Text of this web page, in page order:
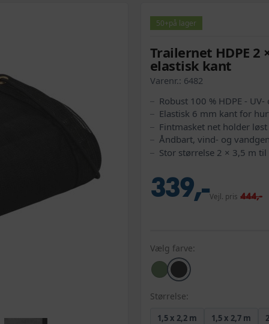
50+på lager
Trailernet HDPE
elastisk kant
Varenr.: 6482
Robust 100 % HDPE -
Elastisk 6 mm kant for
Fintmasket net holder
Åndbart, vind- og
Stor størrelse 2 × 3,5 m
339,-Vejl. pris 444,-
Vælg farve:
Størrelse:
1,5 x 2,2 m 1,5 x 2,7 m